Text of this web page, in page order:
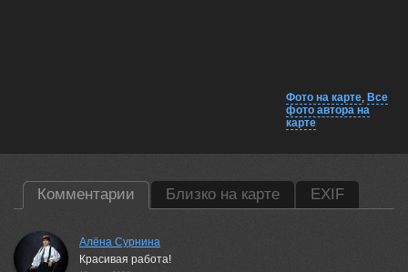
Фото на карте, Все
фото автора на
карте
Комментарии Близко на карте EXIF
Алёна Сурнина
Красивая работа!